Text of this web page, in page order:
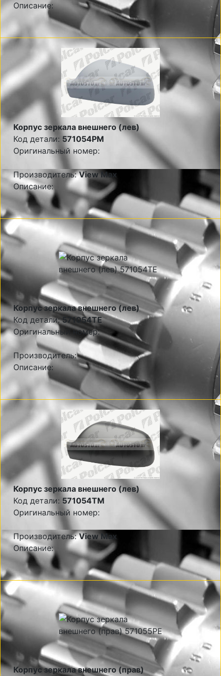
Описание:
Корпус зеркала внешнего (лев)
Код детали: 571054PM
Оригинальный номер:
Производитель:View Max
Описание:
Корпус зеркала внешнего (лев)
Код детали:571054TE
Оригинальный номер:
Производитель:
Описание:
Корпус зеркала внешнего (лев)
Код детали: 571054TM
Оригинальный номер:
Производитель:View Max
Описание:
Корпус зеркала внешнего (прав)